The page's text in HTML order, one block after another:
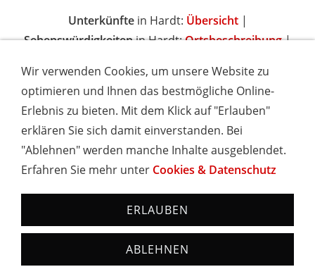
Unterkünftein Hardt: Übersicht|
Sehenswürdigkeitenin Hardt:Ortsbeschreibung|
IMPRESSUM COOKIES & DATENSCHUTZ
AGB
TOURISMUSHELD
WISSENSWERT
NEWSLETTER
Hotels und Ferienwohnungen im Schwarzwald - Urlaub in
Wir verwenden Cookies, um unsere Website zu
optimieren und Ihnen das bestmögliche Online-
Erlebnis zu bieten. Mit dem Klick auf "Erlauben"
erklären Sie sich damit einverstanden. Bei
"Ablehnen" werden manche Inhalte ausgeblendet.
Erfahren Sie mehr unter Cookies & Datenschutz
ERLAUBEN
ABLEHNEN